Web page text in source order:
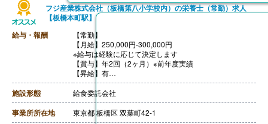
フジ産業株式会社（板橋第八小学校内）の栄養士（常勤）求人
【板橋本町駅】
給与・報酬
【常勤】
【月給】250,000円-300,000円
※給与は経験に応じて決定します
【賞与】年2回（2ヶ月）※前年度実績
【昇給】有
【通勤手当】あり（実費支給）
【退職金】無し
施設形態 給食委託会社
事業所所在地 東京都 板橋区 双葉町42-1